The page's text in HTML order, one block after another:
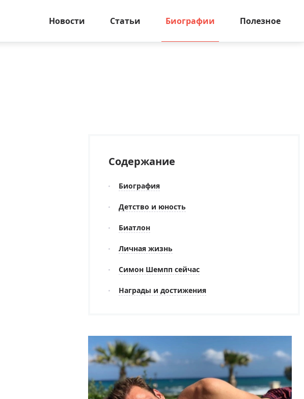
Новости Статьи Биографии Полезное
Содержание
Биография
Детство и юность
Биатлон
Личная жизнь
Симон Шемпп сейчас
Награды и достижения